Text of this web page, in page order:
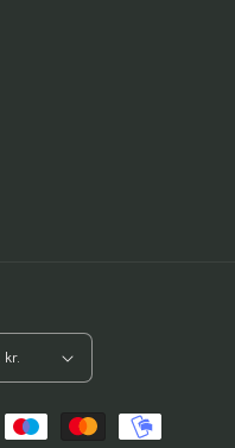
Danmark | DKK kr.